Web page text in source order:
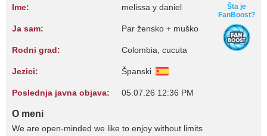
Ime: melissa y daniel
Ja sam: Par žensko + muško
Rodni grad: Colombia, cucuta
Jezici: Španski
Poslednja javna objava: 05.07.26 12:36 PM
Šta je
FanBoost?
O meni
We are open-minded we like to enjoy without limits